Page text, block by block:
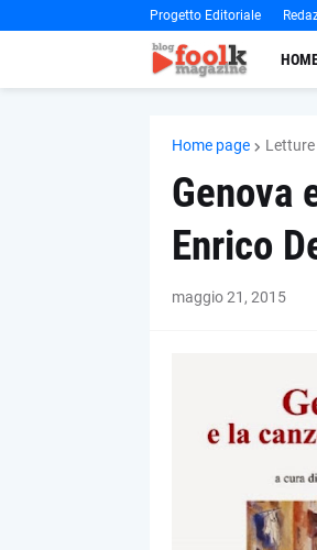
Progetto Editoriale
Home page Letture
Genova
Enrico
maggio 21, 2015